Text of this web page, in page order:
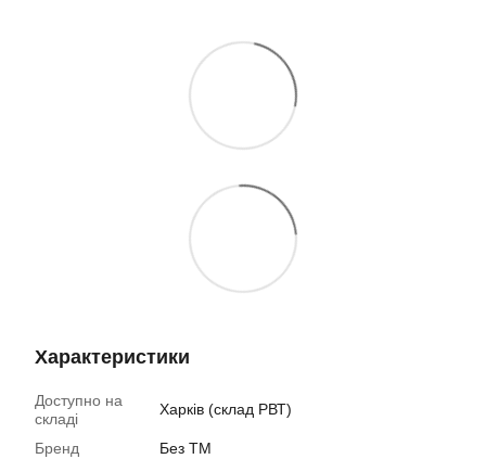
Характеристики
Доступно на
складі
Харків (склад РВТ)
Бренд
Без ТМ